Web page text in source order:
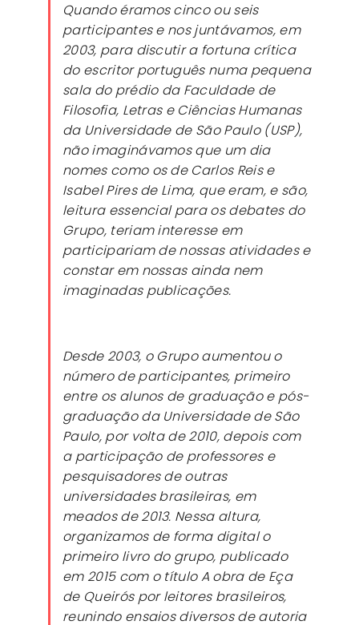
Quando éramos cinco ou seis
participantes e nos juntávamos, em
2003, para discutir a fortuna crítica
do escritor português numa pequena
sala do prédio da Faculdade de
Filosofia, Letras e Ciências Humanas
da Universidade de São Paulo (USP),
não imaginávamos que um dia
nomes como os de Carlos Reis e
Isabel Pires de Lima, que eram, e são,
leitura essencial para os debates do
Grupo, teriam interesse em
participariam de nossas atividades e
constar em nossas ainda nem
imaginadas publicações.
Desde 2003, o Grupo aumentou o
número de participantes, primeiro
entre os alunos de graduação e pós-
graduação da Universidade de São
Paulo, por volta de 2010, depois com
a participação de professores e
pesquisadores de outras
universidades brasileiras, em
meados de 2013. Nessa altura,
organizamos de forma digital o
primeiro livro do grupo, publicado
em 2015 com o título A obra de Eça
de Queirós por leitores brasileiros,
reunindo ensaios diversos de autoria